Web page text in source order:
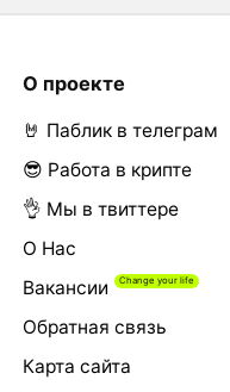
О проекте
🤘 Паблик в телеграм
😎 Работа в крипте
👌 Мы в твиттере
О Нас
Вакансии
Обратная связь
Карта сайта